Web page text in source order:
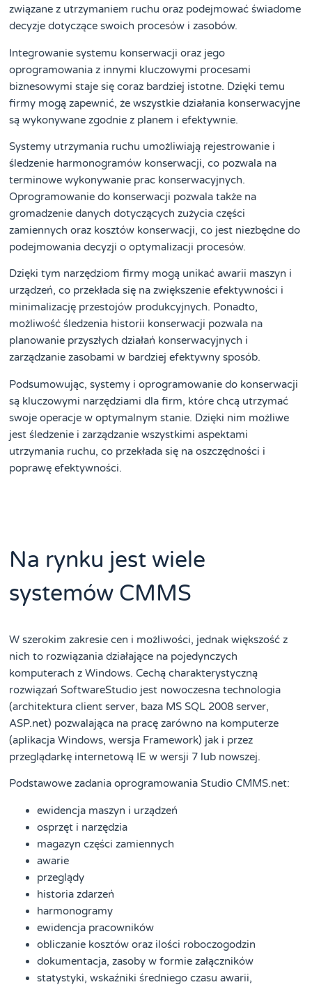
związane z utrzymaniem ruchu oraz podejmować świadome
decyzje dotyczące swoich procesów i zasobów.
Integrowanie systemu konserwacji oraz jego
oprogramowania z innymi kluczowymi procesami
biznesowymi staje się coraz bardziej istotne. Dzięki temu
firmy mogą zapewnić, że wszystkie działania konserwacyjne
są wykonywane zgodnie z planem i efektywnie.
Systemy utrzymania ruchu umożliwiają rejestrowanie i
śledzenie harmonogramów konserwacji, co pozwala na
terminowe wykonywanie prac konserwacyjnych.
Oprogramowanie do konserwacji pozwala także na
gromadzenie danych dotyczących zużycia części
zamiennych oraz kosztów konserwacji, co jest niezbędne do
podejmowania decyzji o optymalizacji procesów.
Dzięki tym narzędziom firmy mogą unikać awarii maszyn i
urządzeń, co przekłada się na zwiększenie efektywności i
minimalizację przestojów produkcyjnych. Ponadto,
możliwość śledzenia historii konserwacji pozwala na
planowanie przyszłych działań konserwacyjnych i
zarządzanie zasobami w bardziej efektywny sposób.
Podsumowując, systemy i oprogramowanie do konserwacji
są kluczowymi narzędziami dla firm, które chcą utrzymać
swoje operacje w optymalnym stanie. Dzięki nim możliwe
jest śledzenie i zarządzanie wszystkimi aspektami
utrzymania ruchu, co przekłada się na oszczędności i
poprawę efektywności.
Na rynku jest wiele
systemów CMMS
W szerokim zakresie cen i możliwości, jednak większość z
nich to rozwiązania działające na pojedynczych
komputerach z Windows. Cechą charakterystyczną
rozwiązań SoftwareStudio jest nowoczesna technologia
(architektura client server, baza MS SQL 2008 server,
ASP.net) pozwalająca na pracę zarówno na komputerze
(aplikacja Windows, wersja Framework) jak i przez
przeglądarkę internetową IE w wersji 7 lub nowszej.
Podstawowe zadania oprogramowania Studio CMMS.net:
ewidencja maszyn i urządzeń
osprzęt i narzędzia
magazyn części zamiennych
awarie
przeglądy
historia zdarzeń
harmonogramy
ewidencja pracowników
obliczanie kosztów oraz ilości roboczogodzin
dokumentacja, zasoby w formie załączników
statystyki, wskaźniki średniego czasu awarii,